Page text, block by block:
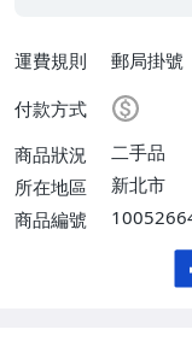
運費規則
郵局掛號
運費】
付款方式
商品狀況
二手品
所在地區
新北市
商品編號